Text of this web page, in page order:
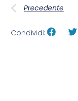
Precedente
Condividi: